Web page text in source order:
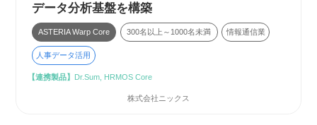
データ分析基盤を構築
ASTERIA Warp Core 300名以上～1000名未満 情報通信業
人事データ活用
【連携製品】 Dr.Sum, HRMOS Core
株式会社ニックス